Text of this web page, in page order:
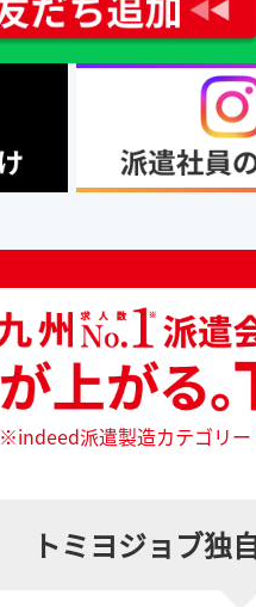
※indeed派遣製造カテゴリー
トミヨジョブ独